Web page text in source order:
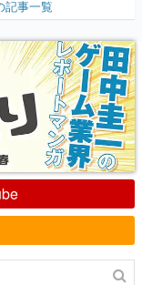
った【若ゲのいた
記事一覧